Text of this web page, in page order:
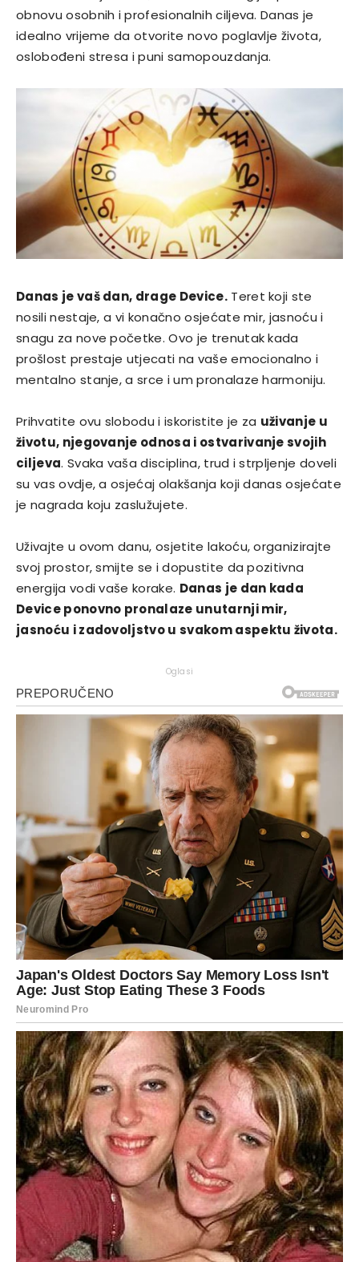
obnovu osobnih i profesionalnih ciljeva. Danas je
idealno vrijeme da otvorite novo poglavlje života,
oslobođeni stresa i puni samopouzdanja.
Danas je vaš dan, drage Device.Teret koji ste
nosili nestaje, a vi konačno osjećate mir, jasnoću i
snagu za nove početke. Ovo je trenutak kada
prošlost prestaje utjecati na vaše emocionalno i
mentalno stanje, a srce i um pronalaze harmoniju.
Prihvatite ovu slobodu i iskoristite je za uživanje u
životu, njegovanje odnosa i ostvarivanje svojih
ciljeva. Svaka vaša disciplina, trud i strpljenje doveli
su vas ovdje, a osjećaj olakšanja koji danas osjećate
je nagrada koju zaslužujete.
Uživajte u ovom danu, osjetite lakoću, organizirajte
svoj prostor, smijte se i dopustite da pozitivna
energija vodi vaše korake. Danas je dan kada
Device ponovno pronalaze unutarnji mir,
jasnoću i zadovoljstvo u svakom aspektu života.
Oglasi